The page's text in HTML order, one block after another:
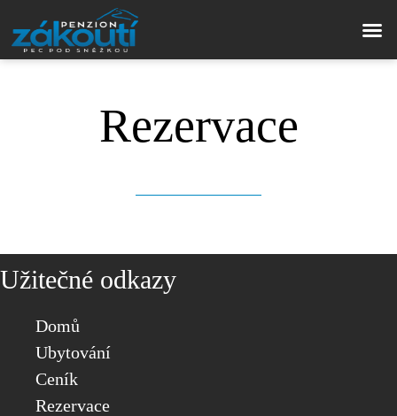
Rezervace
Užitečné odkazy
Domů
Ubytování
Ceník
Rezervace